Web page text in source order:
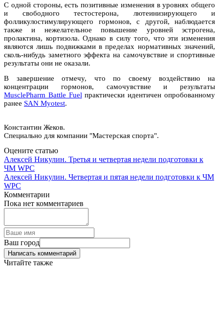
С одной стороны, есть позитивные изменения в уровнях общего
и свободного тестостерона, лютеинизирующего и
фолликулостимулирующего гормонов, с другой, наблюдается
также и нежелательное повышение уровней эстрогена,
пролактина, кортизола. Однако в силу того, что эти изменения
являются лишь подвижками в пределах нормативных значений,
сколь-нибудь заметного эффекта на самочувствие и спортивные
результаты они не оказали.
В завершение отмечу, что по своему воздействию на
концентрации гормонов, самочувствие и результаты
MusclePharm Battle Fuelпрактически идентичен опробованному
ранее SAN Myotest.
Константин Жеков.
Специально для компании "Мастерская спорта".
Оцените статью
Алексей Никулин. Третья и четвертая недели подготовки к
ЧМ WPC
Алексей Никулин. Четвертая и пятая недели подготовки к ЧМ
WPC
Комментарии
Пока нет комментариев
Ваш город
Написать комментарий
Читайте также